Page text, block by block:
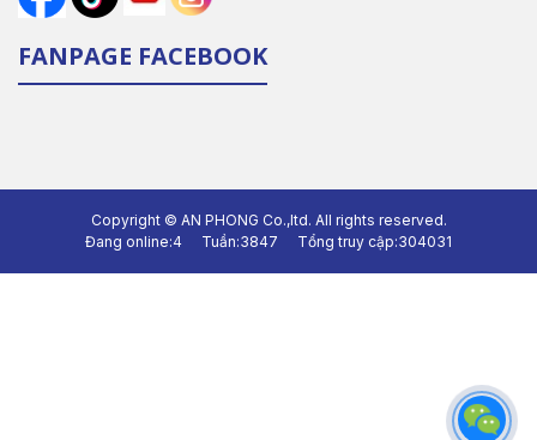
FANPAGE FACEBOOK
Copyright © AN PHONG Co.,ltd. All rights reserved.
Đang online:4 Tuần:3847 Tổng truy cập:304031